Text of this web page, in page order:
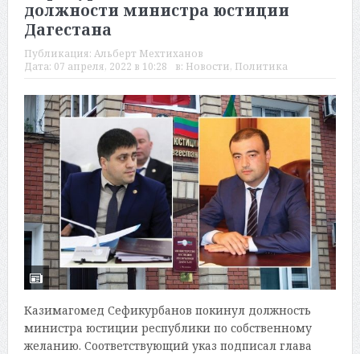
должности министра юстиции
Дагестана
Публикация: Альберт Мехтиханов
Дата: 07 апреля, 2022 в 10:28 в: Новости, Политика
Казимагомед Сефикурбанов покинул должность
министра юстиции республики по собственному
желанию. Соответствующий указ подписал глава